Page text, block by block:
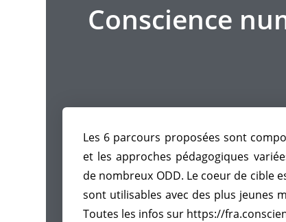
Conscience
Les 6 parcours proposées sont
et les approches pédagogiques
de nombreux ODD. Le coeur de cible
sont utilisables avec des plus jeunes
Toutes les infos sur https://